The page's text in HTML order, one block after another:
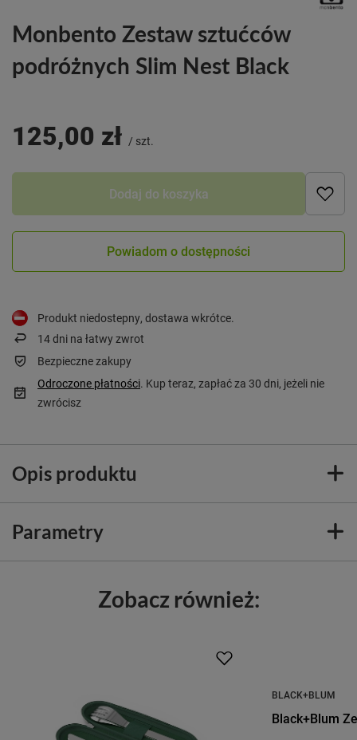
Monbento Zestaw sztućców
podróżnych Slim Nest Black
125,00 zł / szt.
Dodaj do koszyka
Powiadom o dostępności
Produkt niedostepny, dostawa wkrótce
14dni na łatwy zwrot
Bezpieczne zakupy
Odroczone płatności. Kup teraz, zapłać za 30 dni, jeżeli nie
zwrócisz
Opis produktu
Parametry
Zobacz również:
BLACK+BLUM
Black+Blum